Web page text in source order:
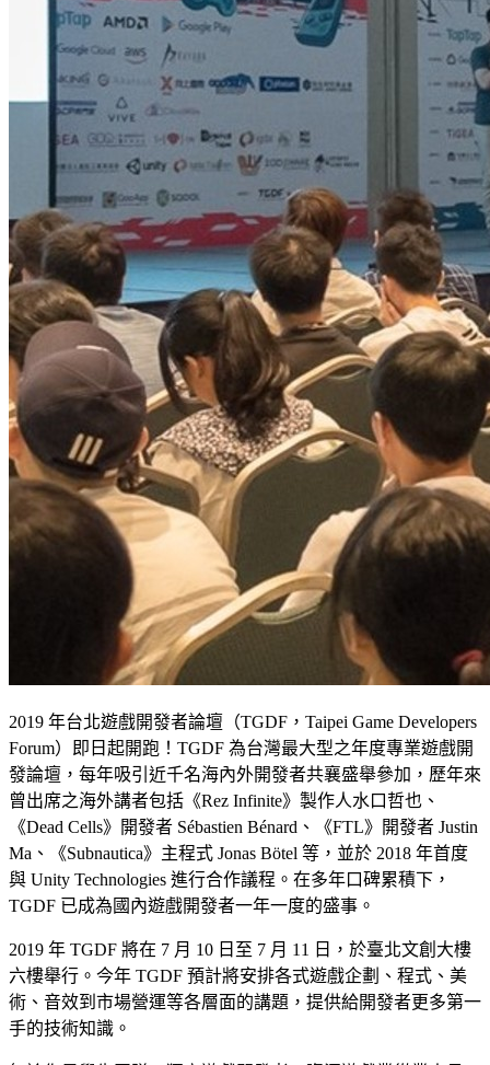
2019 年台北遊戲開發者論壇（TGDF，Taipei Game Developers
Forum）即日起開跑！TGDF 為台灣最大型之年度專業遊戲開
發論壇，每年吸引近千名海內外開發者共襄盛舉參加，歷年來
曾出席之海外講者包括《Rez Infinite》製作人水口哲也、
《Dead Cells》開發者 Sébastien Bénard、《FTL》開發者 Justin
Ma、《Subnautica》主程式 Jonas Bötel 等，並於 2018 年首度
與 Unity Technologies 進行合作議程。在多年口碑累積下，
TGDF 已成為國內遊戲開發者一年一度的盛事。
2019 年 TGDF 將在 7 月 10 日至 7 月 11 日，於臺北文創大樓
六樓舉行。今年 TGDF 預計將安排各式遊戲企劃、程式、美
術、音效到市場營運等各層面的講題，提供給開發者更多第一
手的技術知識。